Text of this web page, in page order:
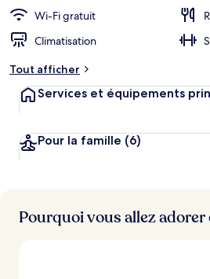
Wi-Fi gratuit
Climatisation
Tout afficher
Services et équipements
Pour la famille (6)
Pourquoi vous allez